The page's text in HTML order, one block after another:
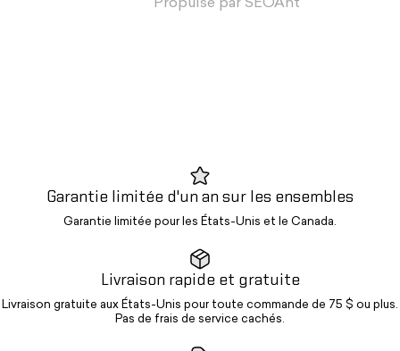
Propulsé par SEOAnt
Garantie limitée d'un an sur les ensembles
Garantie limitée pour les États-Unis et le Canada.
Livraison rapide et gratuite
Livraison gratuite aux États-Unis pour toute commande de 75 $ ou plus.
Pas de frais de service cachés.